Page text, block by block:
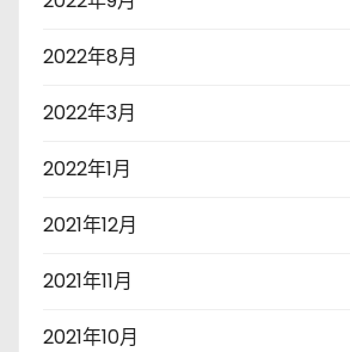
2022年8月
2022年3月
2022年1月
2021年12月
2021年11月
2021年10月